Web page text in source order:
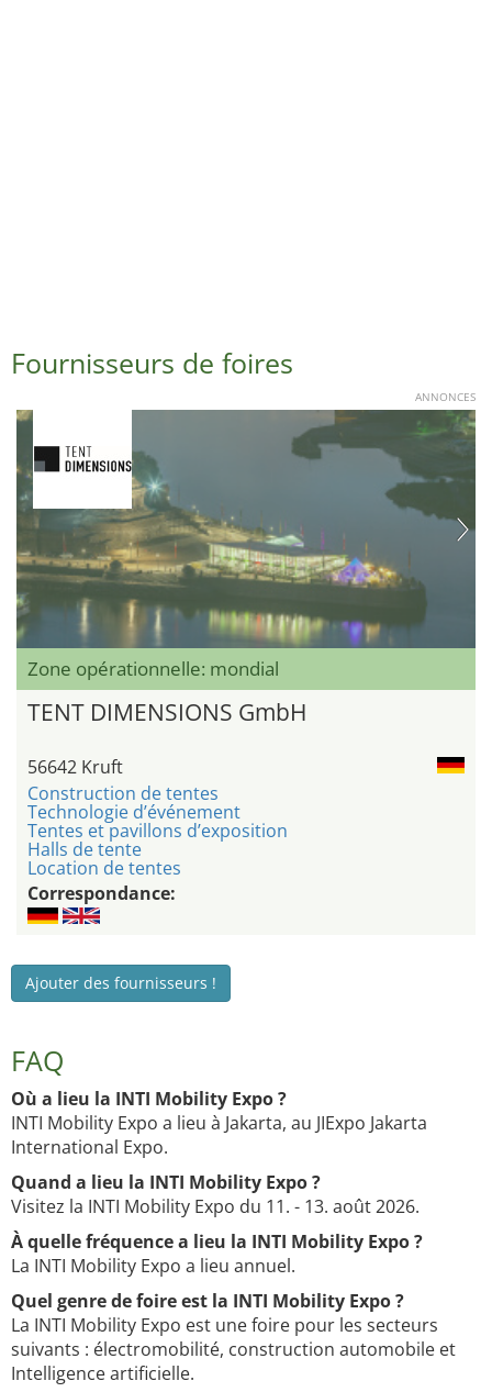
Fournisseurs de foires
ANNONCES
Zone opérationnelle: mondial
TENT DIMENSIONS GmbH
56642 Kruft
Construction de tentes
Technologie d’événement
Tentes et pavillons d’exposition
Halls de tente
Location de tentes
Correspondance:
Ajouter des fournisseurs !
FAQ
Où a lieu la INTI Mobility Expo ?
INTI Mobility Expo a lieu à Jakarta, au JIExpo Jakarta
International Expo.
Quand a lieu la INTI Mobility Expo ?
Visitez la INTI Mobility Expo du 11. - 13. août 2026.
À quelle fréquence a lieu la INTI Mobility Expo ?
La INTI Mobility Expo a lieu annuel.
Quel genre de foire est la INTI Mobility Expo ?
La INTI Mobility Expo est une foire pour les secteurs
suivants : électromobilité, construction automobile et
Intelligence artificielle.